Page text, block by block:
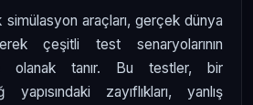
araçları, gerçek dünya
çeşitli test senaryolarının
olanak tanır. Bu testler, bir
zayıflıkları, yanlış